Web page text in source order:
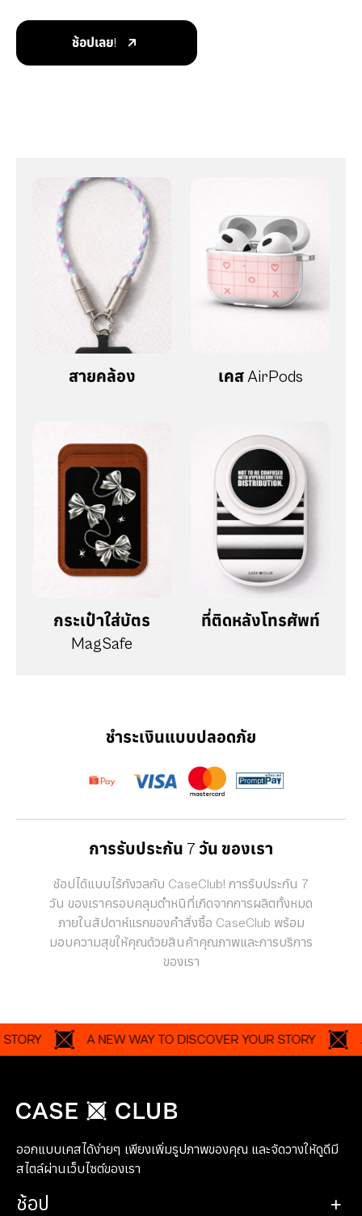
ช้อปเลย!
สายคล้อง เคส AirPods
กระเป๋าใส่บัตร
MagSafe
ที่ติดหลังโทรศัพท์
ชำระเงินแบบปลอดภัย
การรับประกัน 7 วัน ของเรา
ช้อปได้แบบไร้กังวลกับ CaseClub! การรับประกัน 7
วัน ของเราครอบคลุมตำหนิที่เกิดจากการผลิตทั้งหมด
ภายในสัปดาห์แรกของคำสั่งซื้อ CaseClub พร้อม
มอบความสุขให้คุณด้วยสินค้าคุณภาพและการบริการ
ของเรา
A NEW WAY TO DISCOVER YOUR STORY A
ออกแบบเคสได้ง่ายๆ เพียงเพิ่มรูปภาพของคุณ และจัดวางให้ดูดีมี
สไตล์ผ่านเว็บไซต์ของเรา
ช้อป